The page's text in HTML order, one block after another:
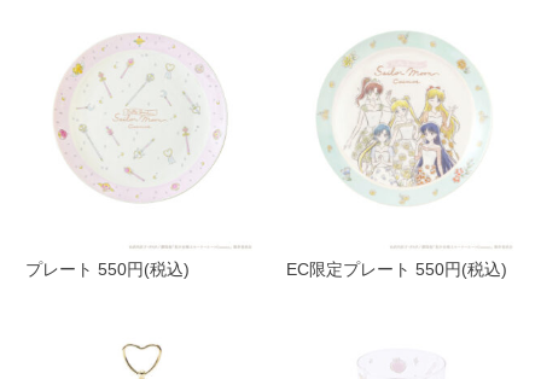
プレート 550円(税込) EC限定プレート 550円(税込)